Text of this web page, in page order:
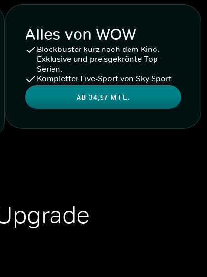
Alles von WOW
Blockbuster kurz nach dem Kino.
Exklusive und preisgekrönte Top-
Serien.
Kompletter Live-Sport von Sky Sport
AB 34,97 MTL.